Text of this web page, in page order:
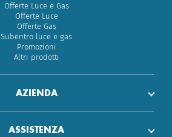
Offerte Luce e Gas
Offerte Luce
Offerte Gas
Subentro luce e gas
Promozioni
Altri prodotti
AZIENDA
ASSISTENZA